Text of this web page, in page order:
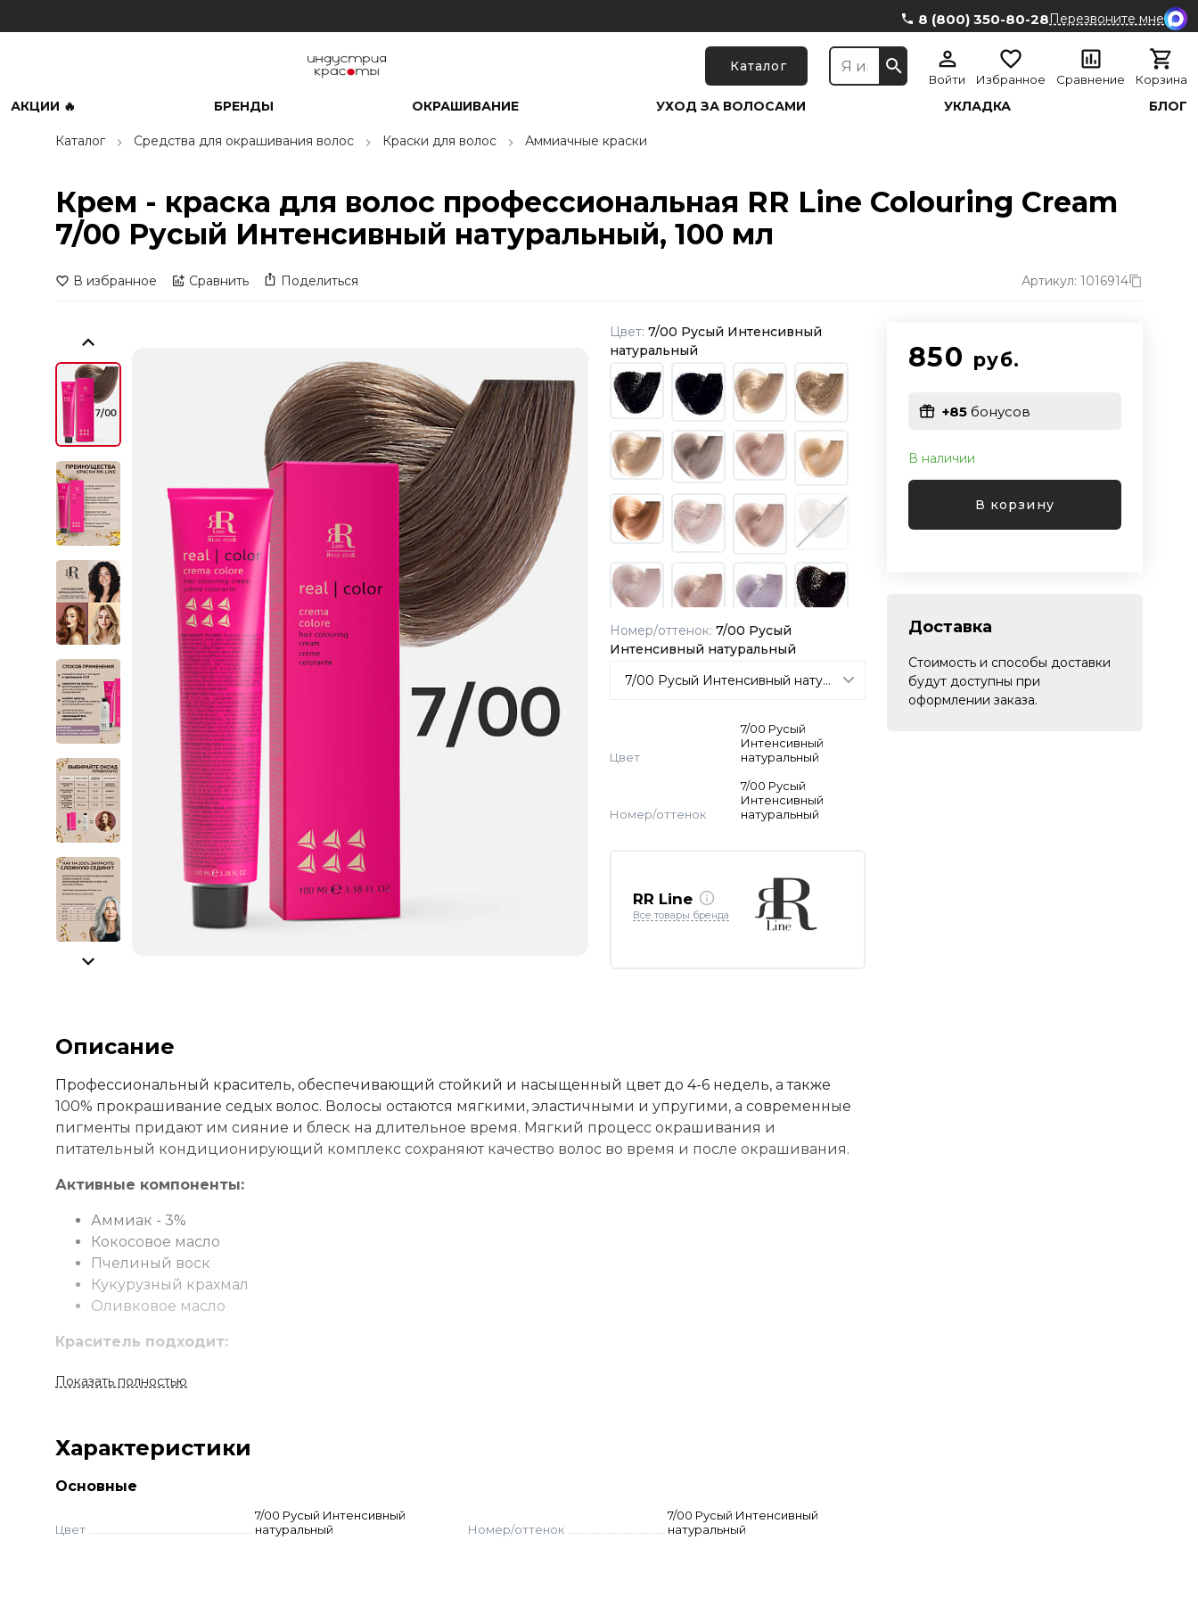
8 (800) 350-80-28Перезвоните мне
Каталог
Войти Избранное Сравнение Корзина
АКЦИИ 🔥 БРЕНДЫ ОКРАШИВАНИЕ УХОД ЗА ВОЛОСАМИ УКЛАДКА БЛОГ
Каталог Средства для окрашивания волос Краски для волос Аммиачные краски
Крем - краска для волос профессиональная RR Line Colouring Cream
7/00 Русый Интенсивный натуральный, 100 мл
В избранное Сравнить Поделиться Артикул: 1016914
Цвет: 7/00 Русый Интенсивный
натуральный
Номер/оттенок: 7/00 Русый
Интенсивный натуральный
Цвет
7/00 Русый
Интенсивный
натуральный
Номер/оттенок
7/00 Русый
Интенсивный
натуральный
RR Line
Все товары бренда
850 руб.
+85бонусов
В наличии
В корзину
Доставка
Стоимость и способы доставки
будут доступны при
оформлении заказа.
Описание
Профессиональный краситель, обеспечивающий стойкий и насыщенный цвет до 4-6 недель, а также
100% прокрашивание седых волос. Волосы остаются мягкими, эластичными и упругими, а современные
пигменты придают им сияние и блеск на длительное время. Мягкий процесс окрашивания и
питательный кондиционирующий комплекс сохраняют качество волос во время и после окрашивания.
Активные компоненты:
Аммиак - 3%
Кокосовое масло
Пчелиный воск
Кукурузный крахмал
Оливковое масло
Краситель подходит:
Для всех видов классического перманентного первичного и вторичного окрашивания
Для одновременного осветления и окрашивания натуральных волос до 3 тонов при работе с
модными оттенками
Для осветления натуральных волос до 5 тонов при работе с суперосветляющей серией красителей
Применение
Показать полностью
Характеристики
Основные
Цвет
7/00 Русый Интенсивный
натуральный
Номер/оттенок
7/00 Русый Интенсивный
натуральный